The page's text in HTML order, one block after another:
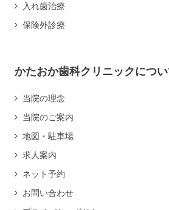
入れ歯治療
保険外診療
かたおか歯科クリニックにつ
当院の理念
当院のご案内
地図・駐車場
求人案内
ネット予約
お問い合わせ